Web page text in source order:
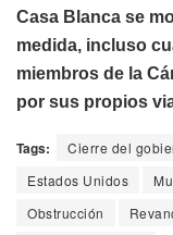
Casa Blanca se
medida, incluso
miembros de la
por sus propios
Tags: Cierre del
Estados Unidos
Obstrucción